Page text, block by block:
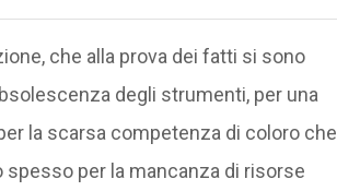
che alla prova dei fatti si sono
degli strumenti, per una
la scarsa competenza di coloro che
per la mancanza di risorse